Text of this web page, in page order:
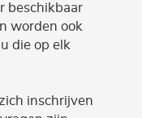
beschikbaar
worden ook
u die op elk
inschrijven